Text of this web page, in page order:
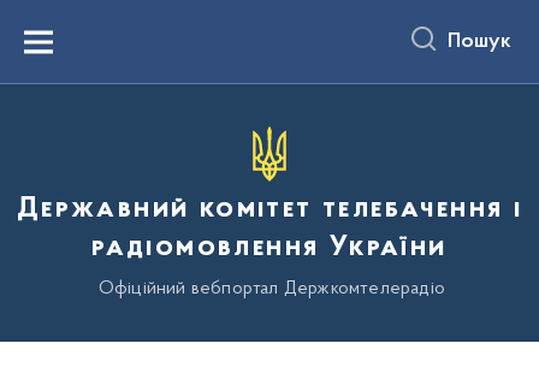
вмістуMenu Пошук
Державний комітет телебачення і
радіомовлення України
Офіційний вебпортал Держкомтелерадіо